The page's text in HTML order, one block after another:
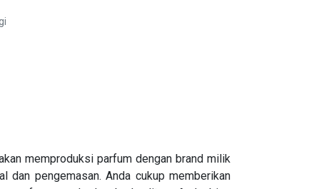
memproduksi parfum dengan brand milik
pengemasan. Anda cukup memberikan